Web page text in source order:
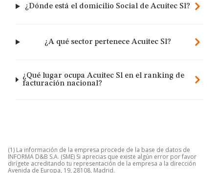
¿Dónde está el domicilio Social de Acuitec Sl?
¿A qué sector pertenece Acuitec Sl?
¿Qué lugar ocupa Acuitec Sl en el ranking de
facturación nacional?
(1) La información de la empresa procede de la base de datos de
INFORMA D&B S.A. (SME) Si aprecias que existe algún error por favor
dirígete acreditando tu representación de la empresa a la dirección
Avenida de Europa, 19, 28108, Madrid.